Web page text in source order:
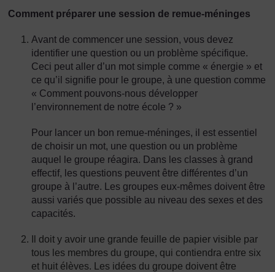
Comment préparer une session de remue-méninges
Avant de commencer une session, vous devez
identifier une question ou un problème spécifique.
Ceci peut aller d’un mot simple comme « énergie » et
ce qu’il signifie pour le groupe, à une question comme
« Comment pouvons-nous développer
l’environnement de notre école ? »
Pour lancer un bon remue-méninges, il est essentiel
de choisir un mot, une question ou un problème
auquel le groupe réagira. Dans les classes à grand
effectif, les questions peuvent être différentes d’un
groupe à l’autre. Les groupes eux-mêmes doivent être
aussi variés que possible au niveau des sexes et des
capacités.
Il doit y avoir une grande feuille de papier visible par
tous les membres du groupe, qui contiendra entre six
et huit élèves. Les idées du groupe doivent être